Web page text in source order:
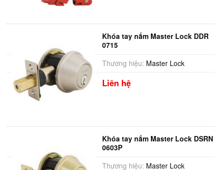
Khóa tay nắm Master Lock DDR
0715
Thương hiệu: Master Lock
Liên hệ
Khóa tay nắm Master Lock DSRN
0603P
Thương hiệu: Master Lock